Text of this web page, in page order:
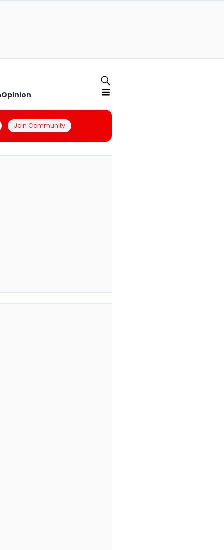
Opinion
Join Community